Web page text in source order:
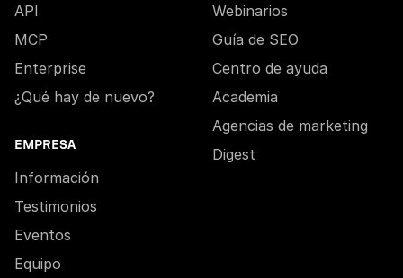
API
MCP
Enterprise
¿Qué hay de nuevo?
EMPRESA
Información
Testimonios
Eventos
Equipo
Webinarios
Guía de SEO
Centro de ayuda
Academia
Agencias de marketing
Digest